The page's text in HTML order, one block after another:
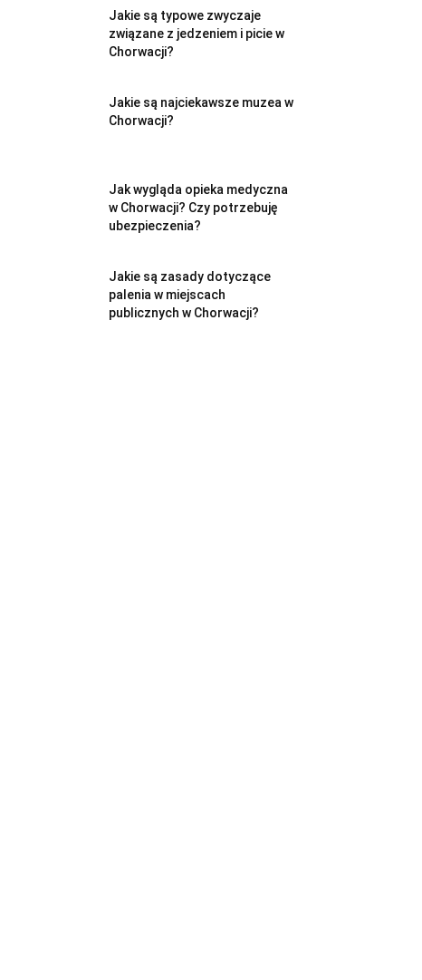
Jakie są typowe zwyczaje
związane z jedzeniem i picie w
Chorwacji?
Jakie są najciekawsze muzea w
Chorwacji?
Jak wygląda opieka medyczna
w Chorwacji? Czy potrzebuję
ubezpieczenia?
Jakie są zasady dotyczące
palenia w miejscach
publicznych w Chorwacji?